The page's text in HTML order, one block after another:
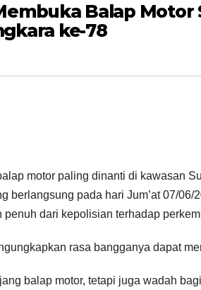
Balap Motor
ke-78
motor paling dinanti di kawasan
berlangsung pada hari Jum’at 07/
dari kepolisian terhadap
rasa bangganya dapat
balap motor, tetapi juga wadah